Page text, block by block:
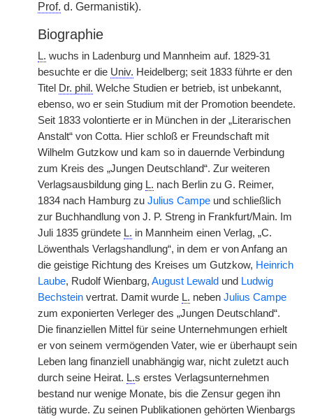
Prof. d. Germanistik).
Biographie
L. wuchs in Ladenburg und Mannheim auf. 1829-31
besuchte er die Univ. Heidelberg; seit 1833 führte er den
Titel Dr. phil. Welche Studien er betrieb, ist unbekannt,
ebenso, wo er sein Studium mit der Promotion beendete.
Seit 1833 volontierte er in München in der „Literarischen
Anstalt“ von Cotta. Hier schloß er Freundschaft mit
Wilhelm Gutzkow und kam so in dauernde Verbindung
zum Kreis des „Jungen Deutschland“. Zur weiteren
Verlagsausbildung ging L. nach Berlin zu G. Reimer,
1834 nach Hamburg zu Julius Campe und schließlich
zur Buchhandlung von J. P. Streng in Frankfurt/Main. Im
Juli 1835 gründete L. in Mannheim einen Verlag, „C.
Löwenthals Verlagshandlung“, in dem er von Anfang an
die geistige Richtung des Kreises um Gutzkow, Heinrich
Laube, Rudolf Wienbarg, August Lewald und Ludwig
Bechstein vertrat. Damit wurde L. neben Julius Campe
zum exponierten Verleger des „Jungen Deutschland“.
Die finanziellen Mittel für seine Unternehmungen erhielt
er von seinem vermögenden Vater, wie er überhaupt sein
Leben lang finanziell unabhängig war, nicht zuletzt auch
durch seine Heirat. L.s erstes Verlagsunternehmen
bestand nur wenige Monate, bis die Zensur gegen ihn
tätig wurde. Zu seinen Publikationen gehörten Wienbargs